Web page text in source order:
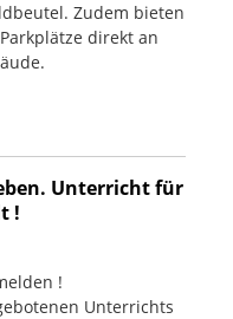
Zudem bieten
direkt an
Unterricht für
!
!
Unterrichts